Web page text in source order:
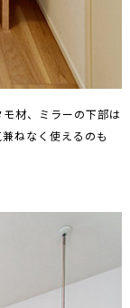
材、ミラーの下部は
ねなく使えるのも